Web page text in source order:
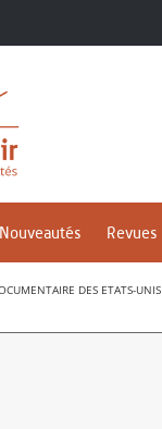
Nouveautés Revues
DES ETATS-UNIS